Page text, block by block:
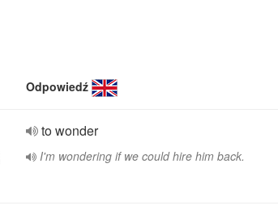
Odpowiedź
to wonder
I'm wondering if we could hire him back.